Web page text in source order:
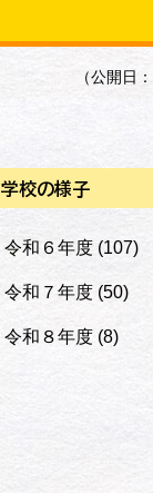
（公開日
学校の様子
令和６年度 (107)
令和７年度 (50)
令和８年度 (8)